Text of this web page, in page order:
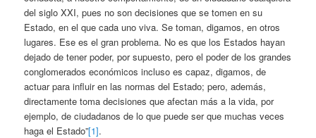
del siglo XXI, pues no son decisiones que se tomen en su
Estado, en el que cada uno viva. Se toman, digamos, en otros
lugares. Ese es el gran problema. No es que los Estados hayan
dejado de tener poder, por supuesto, pero el poder de los grandes
conglomerados económicos incluso es capaz, digamos, de
actuar para influir en las normas del Estado; pero, además,
directamente toma decisiones que afectan más a la vida, por
ejemplo, de ciudadanos de lo que puede ser que muchas veces
haga el Estado”[1].